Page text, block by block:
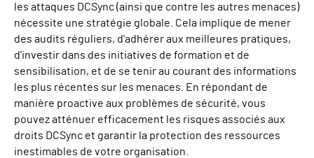
les attaques DCSync (ainsi que contre les autres menaces)
nécessite une stratégie globale. Cela implique de mener
des audits réguliers, d'adhérer aux meilleures pratiques,
d'investir dans des initiatives de formation et de
sensibilisation, et de se tenir au courant des informations
les plus récentes sur les menaces. En répondant de
manière proactive aux problèmes de sécurité, vous
pouvez atténuer efficacement les risques associés aux
droits DCSync et garantir la protection des ressources
inestimables de votre organisation.